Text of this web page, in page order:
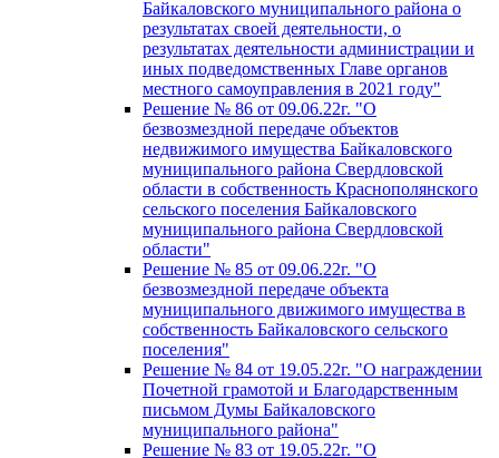
Байкаловского муниципального района о
результатах своей деятельности, о
результатах деятельности администрации и
иных подведомственных Главе органов
местного самоуправления в 2021 году"
Решение № 86 от 09.06.22г. "О
безвозмездной передаче объектов
недвижимого имущества Байкаловского
муниципального района Свердловской
области в собственность Краснополянского
сельского поселения Байкаловского
муниципального района Свердловской
области"
Решение № 85 от 09.06.22г. "О
безвозмездной передаче объекта
муниципального движимого имущества в
собственность Байкаловского сельского
поселения"
Решение № 84 от 19.05.22г. "О награждении
Почетной грамотой и Благодарственным
письмом Думы Байкаловского
муниципального района"
Решение № 83 от 19.05.22г. "О